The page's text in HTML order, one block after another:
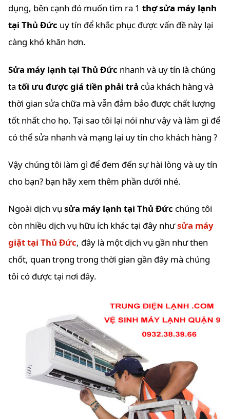
dụng, bên cạnh đó muốn tìm ra 1 thợ sửa máy lạnh
tại Thủ Đức uy tín để khắc phục được vấn đề này lại
càng khó khăn hơn.
Sửa máy lạnh tại Thủ Đức nhanh và uy tín là chúng
ta tối ưu được giá tiền phải trả của khách hàng và
thời gian sửa chữa mà vẫn đảm bảo được chất lượng
tốt nhất cho họ. Tại sao tôi lại nói như vậy và làm gì để
có thể sửa nhanh và mạng lại uy tín cho khách hàng ?
Vậy chúng tôi làm gì để đem đến sự hài lòng và uy tín
cho bạn? bạn hãy xem thêm phần dưới nhé.
Ngoài dịch vụ sửa máy lạnh tại Thủ Đức chúng tôi
còn nhiều dịch vụ hữu ích khác tại đây nhưsửa máy
giặt tại Thủ Đức, đây là một dịch vụ gần như then
chốt, quan trọng trong thời gian gần đây mà chúng
tôi có được tại nơi đây.